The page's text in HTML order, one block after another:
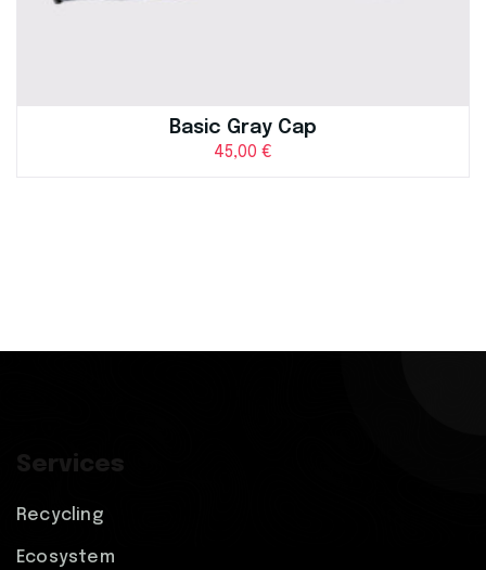
Basic Gray Cap
45,00 €
Services
Recycling
Ecosystem